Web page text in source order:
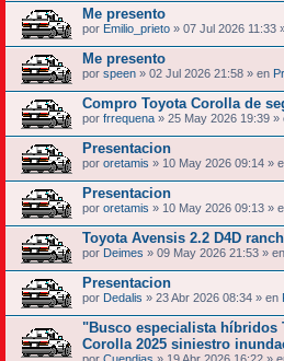
Me presento
por Emilio_prieto » 07 Jul 2026 11:33
Me presento
por speen » 02 Jul 2026 21:58 » en
Compro Toyota Corolla de
por frrequena » 25 May 2026 19:39 »
Presentacion
por oretamis » 10 May 2026 09:14 »
Presentacion
por oretamis » 10 May 2026 09:13 »
Toyota Avensis 2.2 D4D
por Deimes » 09 May 2026 21:53 » en
Presentacion
por Dedalis » 23 Abr 2026 08:34 » en
"Busco especialista híbridos
Corolla 2025 siniestro
por Cuendias » 19 Abr 2026 16:22 »